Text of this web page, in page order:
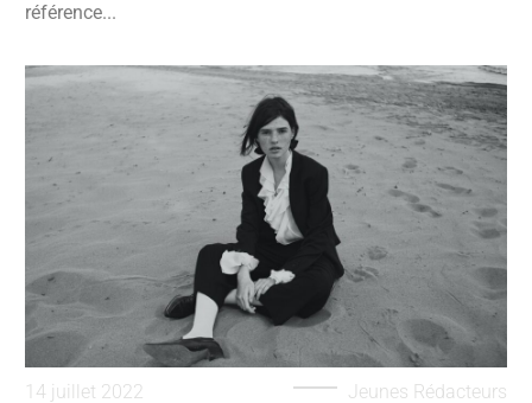
référence...
14 juillet 2022 Jeunes Rédacteurs